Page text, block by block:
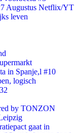
Augustus Netflix/YT
leven
in Spanje,l #10
logisch
by TONZON
gaat in